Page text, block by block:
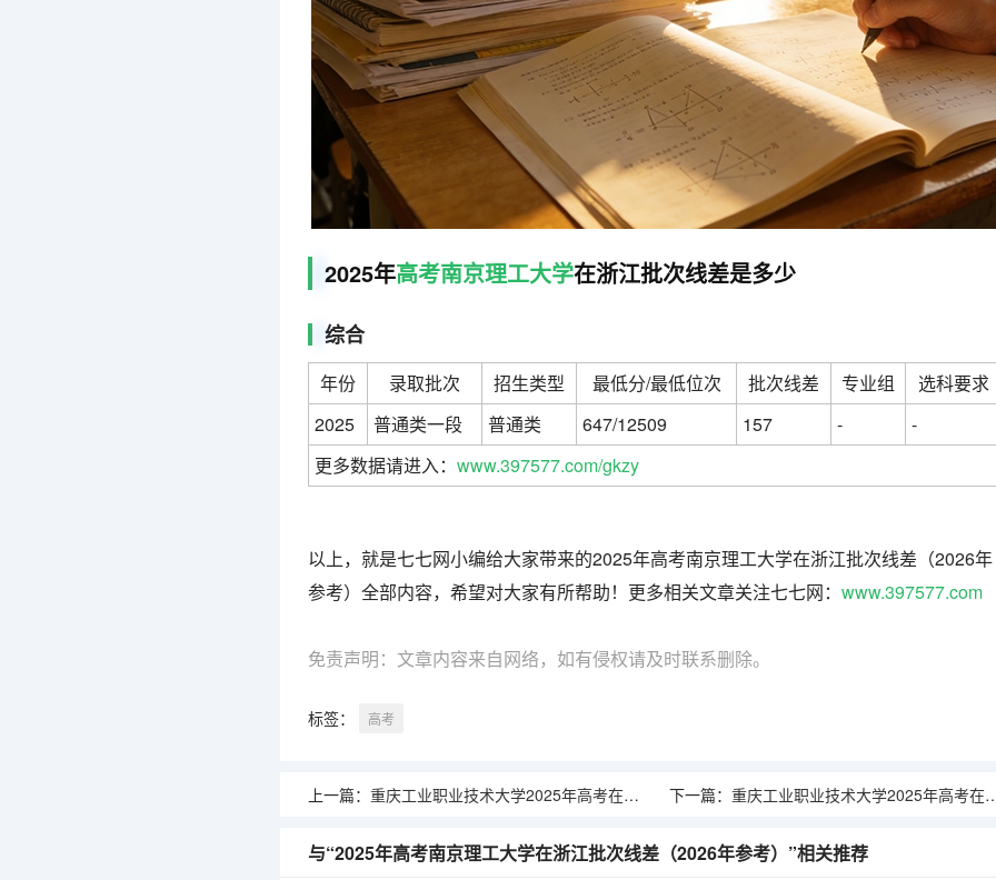
2025年高考南京理工大学在浙江批次线差是多少
综合
年份 录取批次 招生类型 最低分/最低位次 批次线差 专业组
选科要求
2025
普通类一段 普通类 647/12509 157 -
-
更多数据请进入： www.397577.com/gkzy
以上，就是七七网小编给大家带来的2025年高考南京理工大学在浙江批次线差（2026年
参考）全部内容，希望对大家有所帮助！更多相关文章关注七七网： www.397577.com
免责声明：文章内容来自网络，如有侵权请及时联系删除。
标签： 高考
上一篇： 重庆工业职业技术大学2025年高考在重庆艺术类投档分数线 下一篇： 重庆工业职业技术大学2025年高考在贵州艺术类投档分数线
与“2025年高考南京理工大学在浙江批次线差（2026年参考）”相关推荐